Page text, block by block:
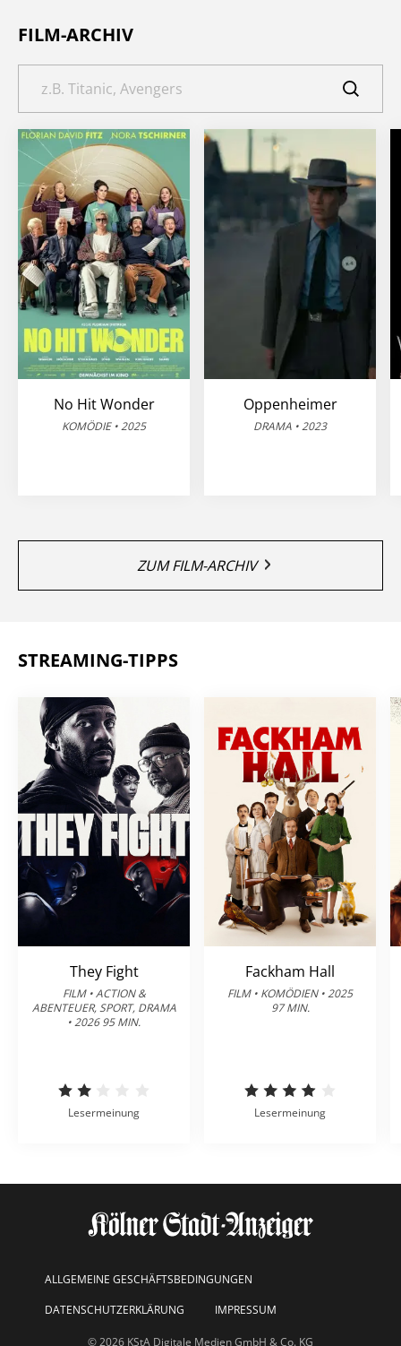
FILM-ARCHIV
No Hit Wonder
KOMÖDIE • 2025
Oppenheimer
DRAMA • 2023
ZUM FILM-ARCHIV
STREAMING-TIPPS
They Fight
FILM • ACTION &
ABENTEUER, SPORT, DRAMA
• 2026 95 MIN.
Lesermeinung
Fackham Hall
FILM • KOMÖDIEN • 2025
97 MIN.
Lesermeinung
ALLGEMEINE GESCHÄFTSBEDINGUNGEN
DATENSCHUTZERKLÄRUNG
IMPRESSUM
© 2026 KStA Digitale Medien GmbH & Co. KG